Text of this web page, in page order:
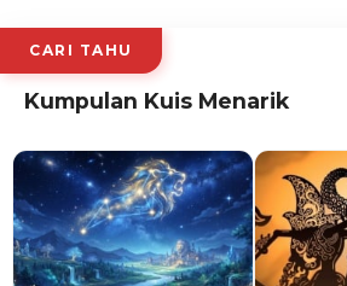
CARI TAHU
Kumpulan Kuis Menarik